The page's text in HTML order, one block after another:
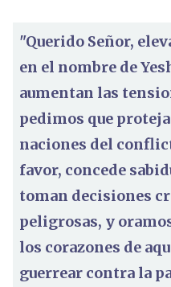
"Querido Señor,
en el nombre de
aumentan las
pedimos que
naciones del
favor, concede
toman decisiones
peligrosas, y
los corazones de
guerrear contra la